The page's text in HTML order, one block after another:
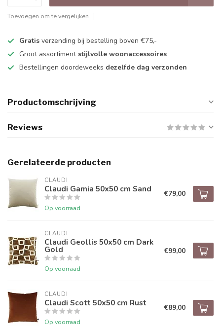
Toevoegen om te vergelijken
Gratis verzending bij bestelling boven €75,-
Groot assortiment stijlvolle woonaccessoires
Bestellingen doordeweeks dezelfde dag verzonden
Productomschrijving
Reviews
Gerelateerde producten
CLAUDI
Claudi Gamia 50x50 cm Sand
Op voorraad
€79,00
CLAUDI
Claudi Geollis 50x50 cm Dark
Gold
Op voorraad
€99,00
CLAUDI
Claudi Scott 50x50 cm Rust
Op voorraad
€89,00